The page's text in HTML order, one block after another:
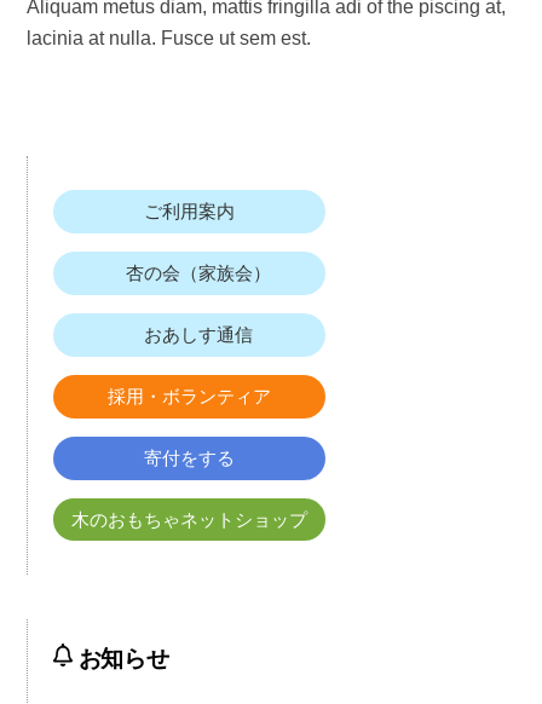
Aliquam metus diam, mattis fringilla adi of the piscing at,
lacinia at nulla. Fusce ut sem est.
ご利用案内
杏の会（家族会）
おあしす通信
採用・ボランティア
寄付をする
木のおもちゃネットショップ
お知らせ